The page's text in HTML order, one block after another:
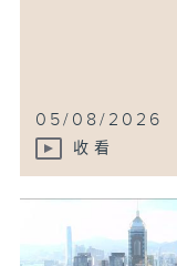
05/08/2026
收看